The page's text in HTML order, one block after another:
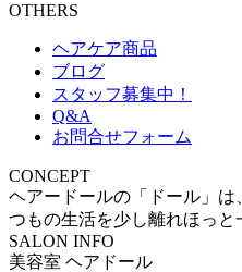
OTHERS
ヘアケア商品
ブログ
スタッフ募集中！
Q&A
お問合せフォーム
CONCEPT
ヘアードールの「ドール」
つもの生活を少し離れほっと
SALON INFO
美容室 ヘアドール